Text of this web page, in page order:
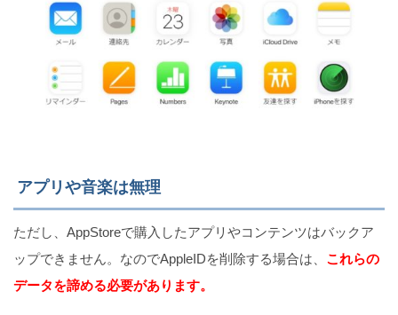
アプリや音楽は無理
ただし、AppStoreで購入したアプリやコンテンツはバックア
ップできません。なのでAppleIDを削除する場合は、 これらの
データを諦める必要があります。